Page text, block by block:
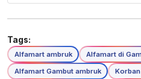
Tags:
Alfamart ambruk
Alfamart di
Alfamart Gambut ambruk